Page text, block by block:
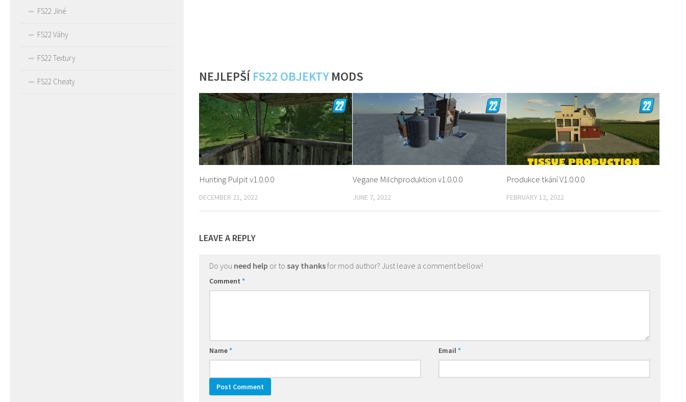
NEJLEPŠÍ FS22 OBJEKTYMODS
Hunting Pulpit v1.0.0.0
DECEMBER 21, 2022
Vegane Milchproduktion v1.0.0.0
JUNE 7, 2022
Produkce tkání V1.0.0.0
FEBRUARY 12, 2022
LEAVE A REPLY
Do you need help or to say thanksfor mod author? Just leave a comment bellow!
Comment *
Name* Email*
FS22 Jiné
FS22 Váhy
FS22 Textury
FS22 Cheaty